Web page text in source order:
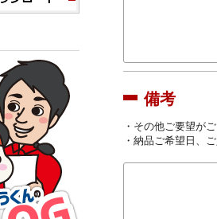
備考
・その他ご要望が
・納品ご希望日、